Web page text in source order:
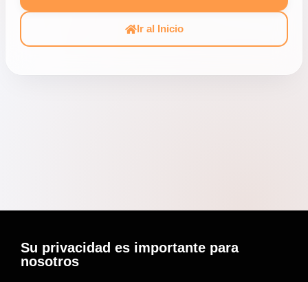
Ir al Inicio
Su privacidad es importante para
nosotros